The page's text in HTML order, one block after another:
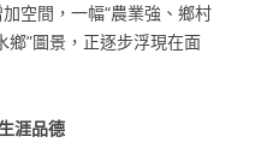
空間，一幅“農業強、鄉村
鄉”圖景，正逐步浮現在面
涯品德